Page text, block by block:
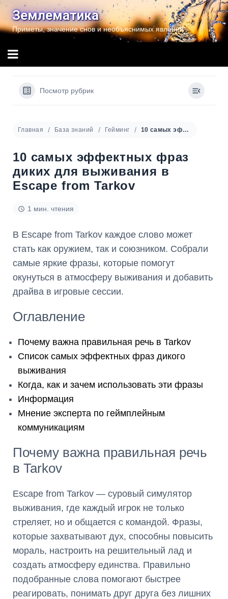
Перейти
содержимому
Землематика
Приметы, значение снов и необъяснимых явлений
Посмотр рубрик
Главная База знаний Гейминг 10 самых эффектных фраз диких для выживания в Escape from Tarkov
10 самых эффектных фраз
диких для выживания в
Escape from Tarkov
1 мин. чтения
В Escape from Tarkov каждое слово может
стать как оружием, так и союзником. Собрали
самые яркие фразы, которые помогут
окунуться в атмосферу выживания и добавить
драйва в игровые сессии.
Оглавление
Почему важна правильная речь в Tarkov
Список самых эффектных фраз дикого
выживания
Когда, как и зачем использовать эти фразы
Информация
Мнение эксперта по геймплейным
коммуникациям
Почему важна правильная речь
в Tarkov
Escape from Tarkov — суровый симулятор
выживания, где каждый игрок не только
стреляет, но и общается с командой. Фразы,
которые захватывают дух, способны повысить
мораль, настроить на решительный лад и
создать атмосферу единства. Правильно
подобранные слова помогают быстрее
реагировать, понимать друг друга без лишних